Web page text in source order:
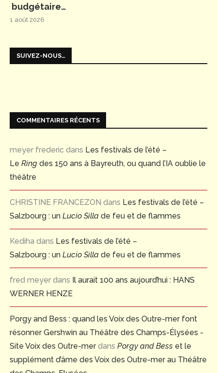
budgétaire…
1 août 2026
SUIVEZ-NOUS…
COMMENTAIRES RÉCENTS
meyer frederic dans Les festivals de l’été –
Le Ring des 150 ans à Bayreuth, ou quand l’IA oublie le
théâtre
CHRISTINE FRANCEZON dans Les festivals de l’été –
Salzbourg : un Lucio Silla de feu et de flammes
Kediha dans Les festivals de l’été –
Salzbourg : un Lucio Silla de feu et de flammes
fred meyer dans Il aurait 100 ans aujourd’hui : HANS
WERNER HENZE
Porgy and Bess : quand les Voix des Outre-mer font
résonner Gershwin au Théâtre des Champs-Élysées -
Site Voix des Outre-merdans Porgy and Bess et le
supplément d’âme des Voix des Outre-mer au Théâtre